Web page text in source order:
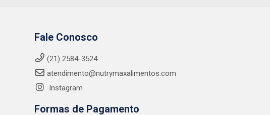
Fale Conosco
(21) 2584-3524
atendimento@nutrymaxalimentos.com
Instagram
Formas de Pagamento